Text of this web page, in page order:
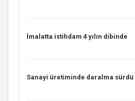
İmalatta istihdam 4 yılın dibinde
Sanayi üretiminde daralma sürdü